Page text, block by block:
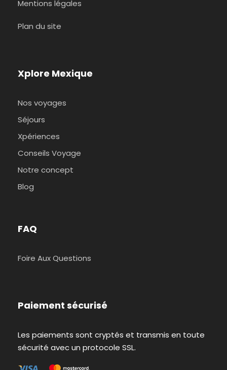
Mentions légales
Plan du site
Xplore Mexique
Nos voyages
Séjours
Xpériences
Conseils Voyage
Notre concept
Blog
FAQ
Foire Aux Questions
Paiement sécurisé
Les paiements sont cryptés et transmis en toute
sécurité avec un protocole SSL.